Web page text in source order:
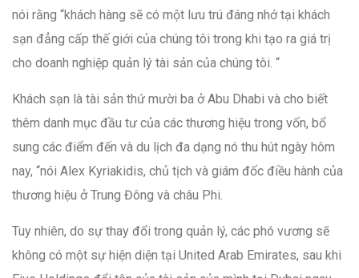
nói rằng “khách hàng sẽ có một lưu trú đáng nhớ tại khách
sạn đẳng cấp thế giới của chúng tôi trong khi tạo ra giá trị
cho doanh nghiệp quản lý tài sản của chúng tôi. “
Khách sạn là tài sản thứ mười ba ở Abu Dhabi và cho biết
thêm danh mục đầu tư của các thương hiệu trong vốn, bổ
sung các điểm đến và du lịch đa dạng nó thu hút ngày hôm
nay, “nói Alex Kyriakidis, chủ tịch và giám đốc điều hành của
thương hiệu ở Trung Đông và châu Phi.
Tuy nhiên, do sự thay đổi trong quản lý, các phó vương sẽ
không có một sự hiện diện tại United Arab Emirates, sau khi